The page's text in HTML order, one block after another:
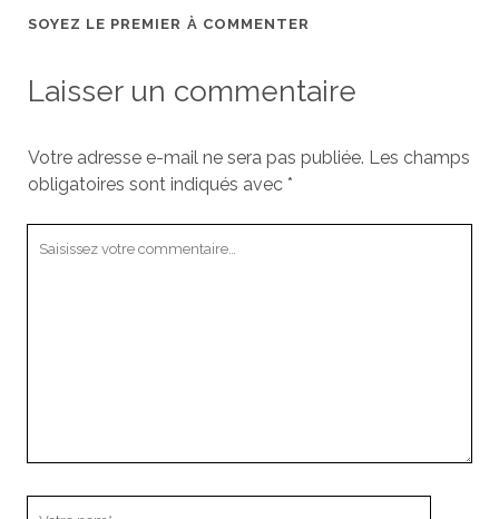
SOYEZ LE PREMIER À COMMENTER
Laisser un commentaire
Votre adresse e-mail ne sera pas publiée. Les champs
obligatoires sont indiqués avec *